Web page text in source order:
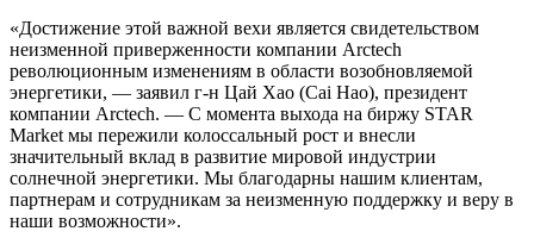
«Достижение этой важной вехи является свидетельством
неизменной приверженности компании Arctech
революционным изменениям в области возобновляемой
энергетики, — заявил г-н Цай Хао (Cai Hao), президент
компании Arctech. — С момента выхода на биржу STAR
Market мы пережили колоссальный рост и внесли
значительный вклад в развитие мировой индустрии
солнечной энергетики. Мы благодарны нашим клиентам,
партнерам и сотрудникам за неизменную поддержку и веру в
наши возможности».